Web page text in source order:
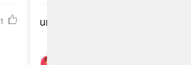
1
undefined